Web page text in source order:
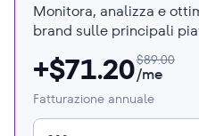
Monitora, analizza e
brand sulle principali
+$71.20$89.00
/me
Fatturazione annuale